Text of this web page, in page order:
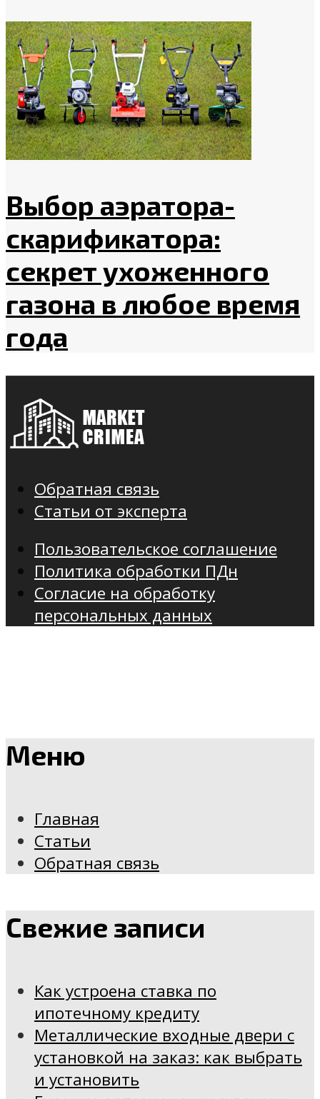
Выбор аэратора-
скарификатора:
секрет ухоженного
газона в любое время
года
Обратная связь
Статьи от эксперта
Пользовательское соглашение
Политика обработки ПДн
Согласие на обработку
персональных данных
Меню
Главная
Статьи
Обратная связь
Свежие записи
Как устроена ставка по
ипотечному кредиту
Металлические входные двери с
установкой на заказ: как выбрать
и установить